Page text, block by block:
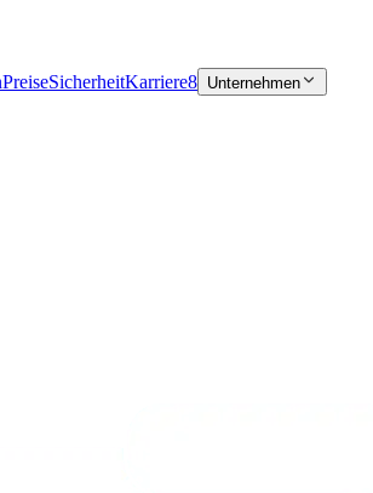
PreiseSicherheitKarriere8 Unternehmen